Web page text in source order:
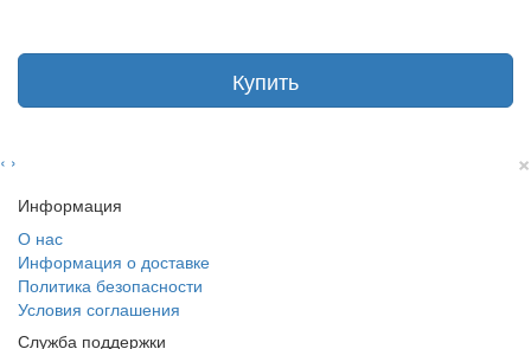
Купить
‹ › ×
Информация
О нас
Информация о доставке
Политика безопасности
Условия соглашения
Служба поддержки